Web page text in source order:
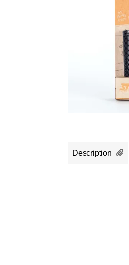
Description